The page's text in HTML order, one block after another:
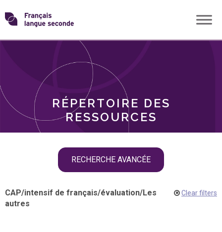
Skip
toTransformons
langue
RÉPERTOIRE DES
RESSOURCES
RECHERCHE AVANCÉE
THÈMES
CAP/intensif de français/évaluation/Les
autres
Clear filters